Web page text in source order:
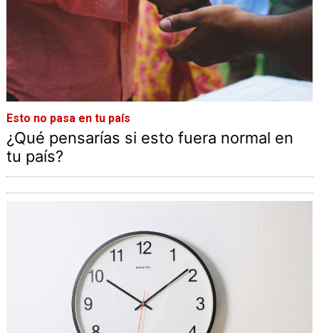
Esto no pasa en tu país
¿Qué pensarías si esto fuera normal en
tu país?